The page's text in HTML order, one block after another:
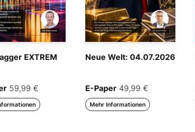
EXTREM
59,99 €
Neue Welt: 04.07.2026
E-Paper 49,99 €
Mehr Informationen